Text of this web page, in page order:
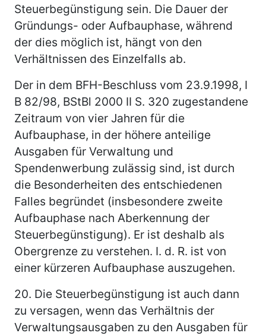
Steuerbegünstigung sein. Die Dauer der
Gründungs- oder Aufbauphase, während
der dies möglich ist, hängt von den
Verhältnissen des Einzelfalls ab.
Der in dem BFH-Beschluss vom 23.9.1998, I
B 82/98, BStBl 2000 II S. 320 zugestandene
Zeitraum von vier Jahren für die
Aufbauphase, in der höhere anteilige
Ausgaben für Verwaltung und
Spendenwerbung zulässig sind, ist durch
die Besonderheiten des entschiedenen
Falles begründet (insbesondere zweite
Aufbauphase nach Aberkennung der
Steuerbegünstigung). Er ist deshalb als
Obergrenze zu verstehen. I. d. R. ist von
einer kürzeren Aufbauphase auszugehen.
20. Die Steuerbegünstigung ist auch dann
zu versagen, wenn das Verhältnis der
Verwaltungsausgaben zu den Ausgaben für